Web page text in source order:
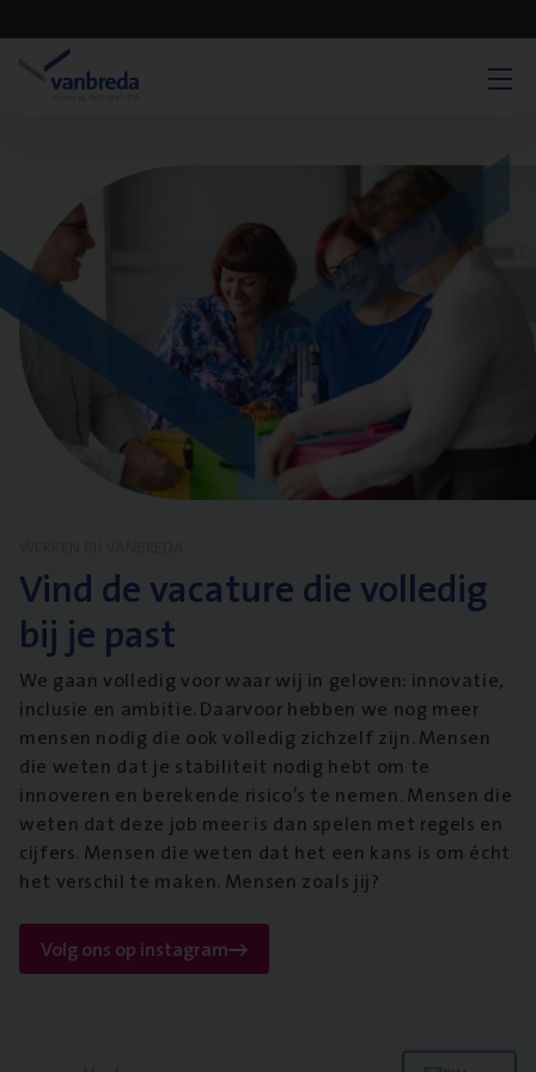
Vind de vacature die volledig
bij je past
We gaan volledig voor waar wij in geloven: innovatie,
inclusie en ambitie. Daarvoor hebben we nog meer
mensen nodig die ook volledig zichzelf zijn. Mensen
die weten dat je stabiliteit nodig hebt om te
innoveren en berekende risico’s te nemen. Mensen die
weten dat deze job meer is dan spelen met regels en
cijfers. Mensen die weten dat het een kans is om écht
het verschil te maken. Mensen zoals jij?
Volg ons op instagram